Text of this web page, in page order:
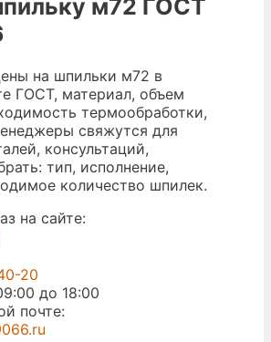
м72 ГОСТ
на шпильки м72 в
ГОСТ, материал, объем
термообработки,
свяжутся для
консультаций,
тип, исполнение,
количество шпилек.
на сайте:
20
до 18:00
почте: